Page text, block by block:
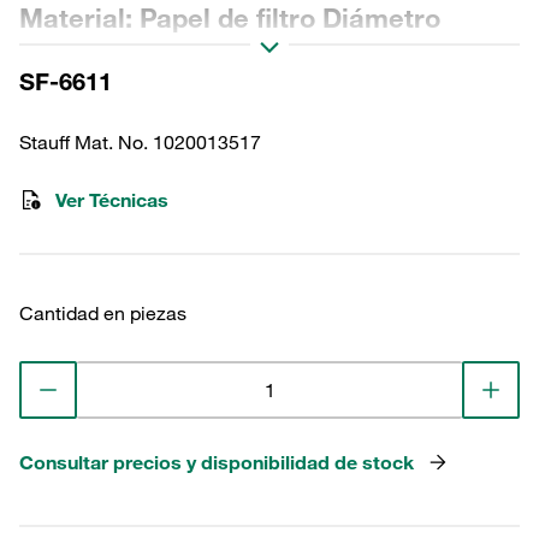
Material: Papel de filtro Diámetro
exterior (mm): 95 Longitud (mm): 203
Sellado: NBR, relación β >2
SF-6611
Stauff Mat. No. 1020013517
Ver Técnicas
Cantidad en piezas
Consultar precios y disponibilidad de stock